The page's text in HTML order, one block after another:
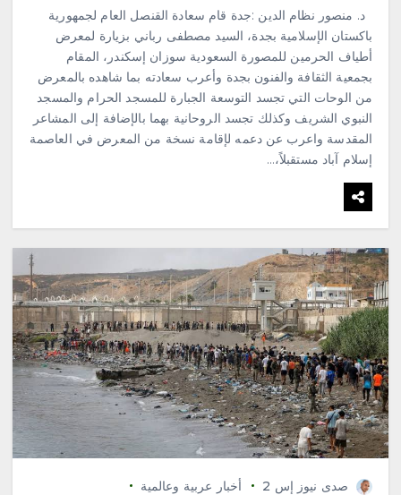
د. منصور نظام الدين :جدة قام سعادة القنصل العام لجمهورية
باكستان الإسلامية بجدة، السيد مصطفى رباني بزيارة لمعرض
أطياف الحرمين للمصورة السعودية سوزان إسكندر، المقام
بجمعية الثقافة والفنون بجدة وأعرب سعادته بما شاهده بالمعرض
من الوحات التي تجسد التوسعة الجبارة للمسجد الحرام والمسجد
النبوي الشريف وكذلك تجسد الروحانية بهما بالإضافة إلى المشاعر
المقدسة واعرب عن دعمه لإقامة نسخة من المعرض في العاصمة
إسلام آباد مستقبلاً،…
صدى نيوز إس 2
أخبار عربية وعالمية